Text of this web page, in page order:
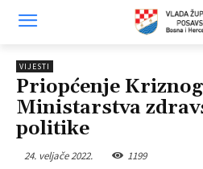
VIJESTI
Priopćenje
Ministarstva
politike
24. veljače 2022. 1199